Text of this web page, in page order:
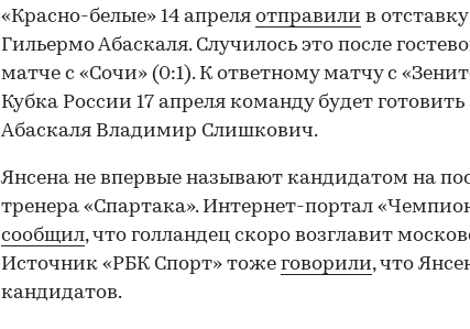
«Красно-белые» 14 апреля отправили в
Гильермо Абаскаля. Случилось это после
матче с «Сочи» (0:1). К ответному матчу с
Кубка России 17 апреля команду будет готовить
Абаскаля Владимир Слишкович.
Янсена не впервые называют кандидатом на
тренера «Спартака». Интернет-портал
сообщил, что голландец скоро возглавит
Источник «РБК Спорт» тоже говорили, что
кандидатов.